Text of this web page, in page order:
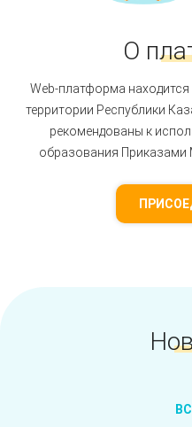
О
Web-платформа
территории Республики
рекомендованы к
образования